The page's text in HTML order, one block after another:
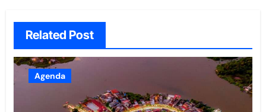
Related Post
Agenda